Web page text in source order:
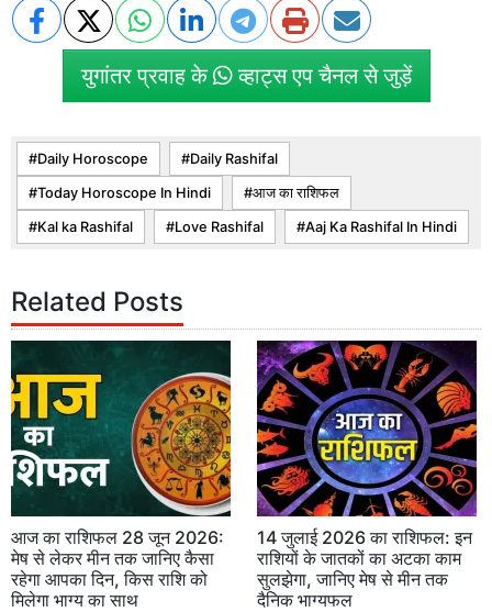
युगांतर प्रवाह के व्हाट्स एप चैनल से जुड़ें
Daily Horoscope Daily Rashifal
Today Horoscope In Hindi आज का राशिफल
Kal ka Rashifal Love Rashifal Aaj Ka Rashifal In Hindi
Related Posts
आज का राशिफल 28 जून 2026:
मेष से लेकर मीन तक जानिए कैसा
रहेगा आपका दिन, किस राशि को
मिलेगा भाग्य का साथ
14 जुलाई 2026 का राशिफल: इन
राशियों के जातकों का अटका काम
सुलझेगा, जानिए मेष से मीन तक
दैनिक भाग्यफल